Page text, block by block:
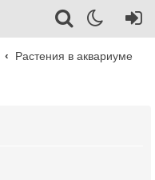
Растения в аквариуме